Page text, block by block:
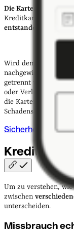
Die Karteninhaberin
Kreditkartenbetrug
entstanden ist
und
Wird dem
nachgewiesen –
getrennt
oder Verlust nicht
die Karteninhaberin
Schadensfall damit
Sicherheit bei
Um zu verstehen,
zwischen
unterscheiden.
Missbrauch